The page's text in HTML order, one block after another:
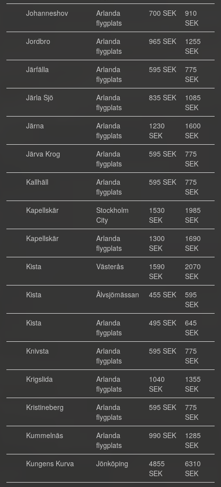
Johanneshov
Arlanda
flygplats
700 SEK
910
SEK
Jordbro
Arlanda
flygplats
965 SEK
1255
SEK
Järfälla
Arlanda
flygplats
595 SEK
775
SEK
Järla Sjö
Arlanda
flygplats
835 SEK
1085
SEK
Järna
Arlanda
flygplats
1230
SEK
1600
SEK
Järva Krog
Arlanda
flygplats
595 SEK
775
SEK
Kallhäll
Arlanda
flygplats
595 SEK
775
SEK
Kapellskär
Stockholm
City
1530
SEK
1985
SEK
Kapellskär
Arlanda
flygplats
1300
SEK
1690
SEK
Kista
Västerås
1590
SEK
2070
SEK
Kista
Älvsjömässan 455 SEK
595
SEK
Kista
Arlanda
flygplats
495 SEK
645
SEK
Knivsta
Arlanda
flygplats
595 SEK
775
SEK
Krigslida
Arlanda
flygplats
1040
SEK
1355
SEK
Kristineberg
Arlanda
flygplats
595 SEK
775
SEK
Kummelnäs
Arlanda
flygplats
990 SEK
1285
SEK
Kungens Kurva
Jönköping
4855
SEK
6310
SEK